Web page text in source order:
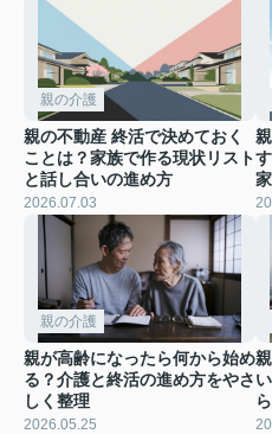
親の介護
親の不動産 終活で決めておく
ことは？家族で作る現状リスト
と話し合いの進め方
2026.07.03
親の介護
親が高齢になったら何から始め
る？介護と終活の進め方をやさ
しく整理
2026.05.25